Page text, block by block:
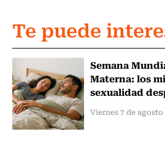
Te puede
Semana
Materna: los
sexualidad
Viernes 7 de agosto